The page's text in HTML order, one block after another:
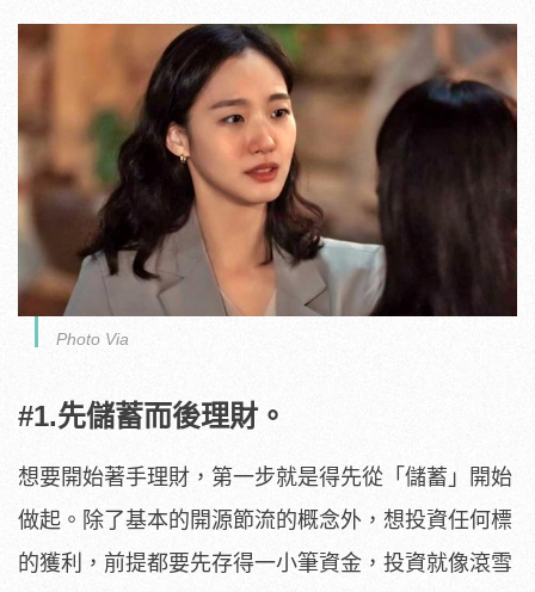
Photo Via
#1.先儲蓄而後理財。
想要開始著手理財，第一步就是得先從「儲蓄」開始
做起。除了基本的開源節流的概念外，想投資任何標
的獲利，前提都要先存得一小筆資金，投資就像滾雪